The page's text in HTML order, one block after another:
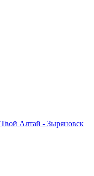
Твой Алтай - Зыряновск